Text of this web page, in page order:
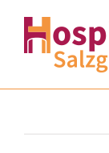
Inhalt
springen